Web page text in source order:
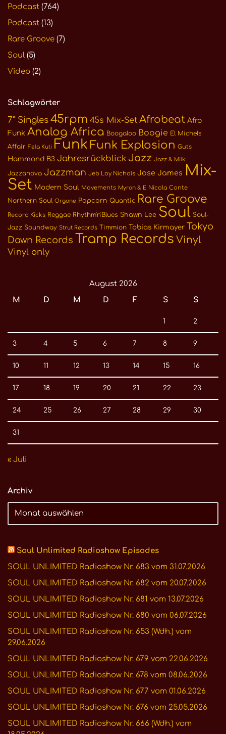
Podcast (764)
Podcast (13)
Rare Groove (7)
Soul (5)
Video (2)
Schlagwörter
7" Singles 45rpm 45s Mix-Set Afrobeat Afro
Funk Analog Africa Boogaloo Boogie El Michels
Affair Fela Kuti Funk Funk Explosion Guts
Hammond B3 Jahresrückblick Jazz Jazz & Milk
Jazzanova Jazzman Jeb Loy Nichols Jose James Mix-
Set Modern Soul Movements Myron & E Nicola Conte
Northern Soul Orgone Popcorn Quantic Rare Groove
Record Kicks Reggae Rhythm'n'Blues Shawn Lee Soul Soul-
Jazz Soundway Strut Records Timmion Tobias Kirmayer Tokyo
Dawn Records Tramp Records Vinyl
Vinyl only
August 2026
M
D M D F S S
1 2
3 4 5 6 7 8 9
10 11 12 13 14 15 16
17 18 19 20 21 22 23
24 25 26 27 28 29 30
31
« Juli
Archiv
Soul Unlimited Radioshow Episodes
SOUL UNLIMITED Radioshow Nr. 683 vom 31.07.2026
SOUL UNLIMITED Radioshow Nr. 682 vom 20.07.2026
SOUL UNLIMITED Radioshow Nr. 681 vom 13.07.2026
SOUL UNLIMITED Radioshow Nr. 680 vom 06.07.2026
SOUL UNLIMITED Radioshow Nr. 653 (Wdh.) vom
29.06.2026
SOUL UNLIMITED Radioshow Nr. 679 vom 22.06.2026
SOUL UNLIMITED Radioshow Nr. 678 vom 08.06.2026
SOUL UNLIMITED Radioshow Nr. 677 vom 01.06.2026
SOUL UNLIMITED Radioshow Nr. 676 vom 25.05.2026
SOUL UNLIMITED Radioshow Nr. 666 (Wdh.) vom